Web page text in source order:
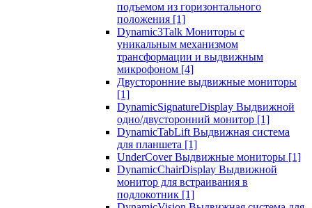
подъемом из горизонтального
положения [1]
Dynamic3Talk Мониторы с
уникальным механизмом
трансформации и выдвижным
микрофоном [4]
Двусторонние выдвижные мониторы
[1]
DynamicSignatureDisplay Выдвижной
одно/двусторонний монитор [1]
DynamicTabLift Выдвижная система
для планшета [1]
UnderCover Выдвижные мониторы [1]
DynamicChairDisplay Выдвижной
монитор для встраивания в
подлокотник [1]